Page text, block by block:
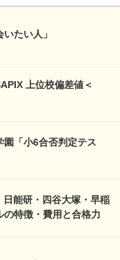
たい人」
上位校偏差値＜
「小6合否判定テス
日能研・四谷大塚・早稲
の特徴・費用と合格力